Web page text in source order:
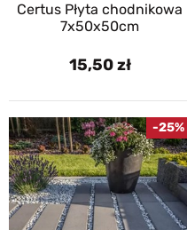
Certus Płyta chodnikowa
7x50x50cm
15,50
-25%